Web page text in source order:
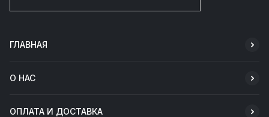
ГЛАВНАЯ
О НАС
ОПЛАТА И ДОСТАВКА